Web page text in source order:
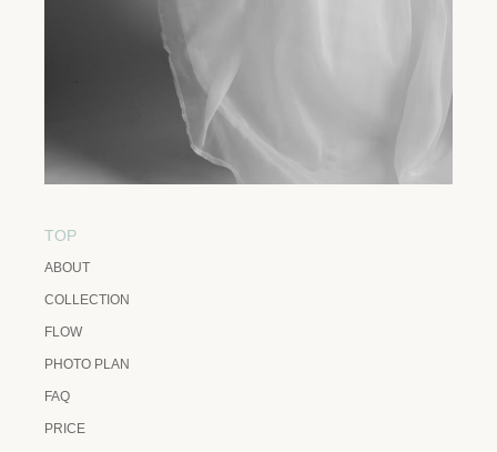
TOP
ABOUT
COLLECTION
FLOW
PHOTO PLAN
FAQ
PRICE